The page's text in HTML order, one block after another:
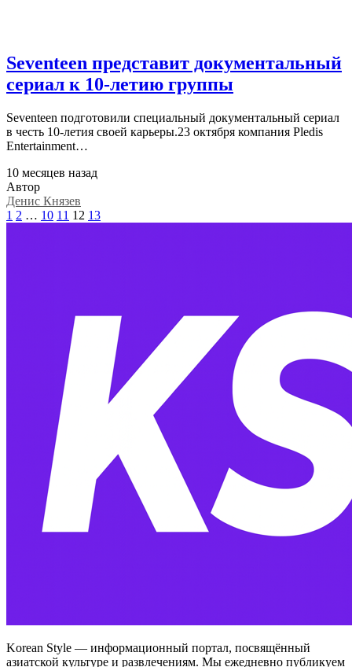
Seventeen представит документальный
сериал к 10-летию группы
Seventeen подготовили специальный документальный сериал
в честь 10-летия своей карьеры.23 октября компания Pledis
Entertainment…
10 месяцев назад
Автор
Денис Князев
1 2 … 10 11 12 13
Korean Style — информационный портал, посвящённый
азиатской культуре и развлечениям. Мы ежедневно публикуем